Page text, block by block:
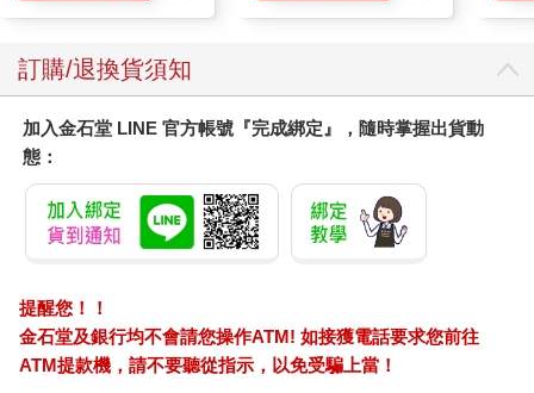
光聽阿姨形容，我已經口水直流。
◇◇◇◇◇◇
便當有三種，包裝紙各不相同。外盒分別貼著白飯、紅豆飯和章
魚飯的貼紙。
應該是為了慶祝我找到工作，所以也選了紅豆飯吧。儘管心裡這
麼想，但我還是選了章魚飯。
當盒。高度約二點五公分，寬度約十五公分，光是便當盒就散發
出一股低調內斂、古色古香的氣質，不愧是日本最古老的便當
店。
訂購/退換貨須知
加入金石堂 LINE 官方帳號『完成綁定』，隨時掌握出貨動
態：
提醒您！！
金石堂及銀行均不會請您操作ATM! 如接獲電話要求您前往
ATM提款機，請不要聽從指示，以免受騙上當！